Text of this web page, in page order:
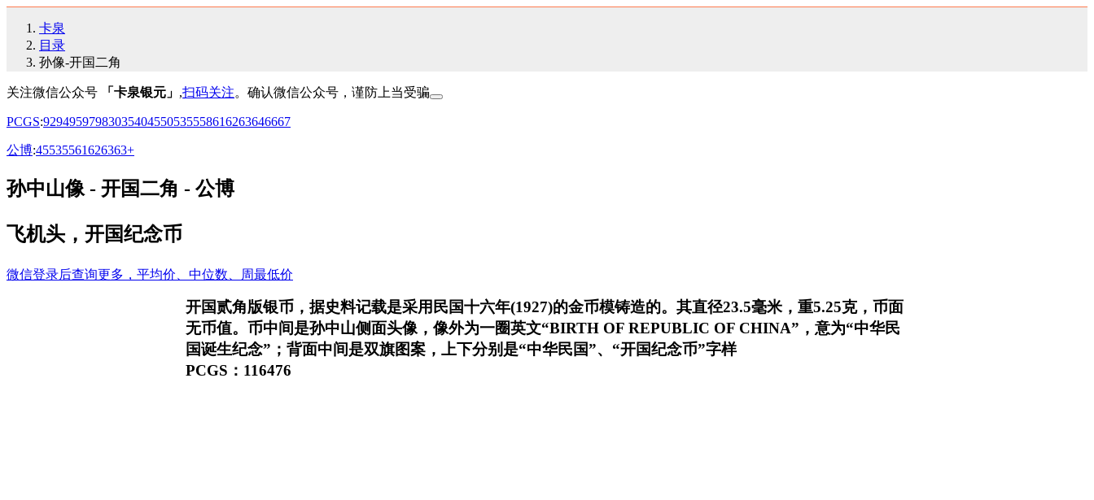
卡泉
目录
孙像-开国二角
关注微信公众号 「卡泉银元」 ,扫码关注。确认微信公众号，谨防上当受骗
PCGS:92949597983035404550535558616263646667
公博:45535561626363+
孙中山像 - 开国二角 - 公博
飞机头，开国纪念币
微信登录后查询更多，平均价、中位数、周最低价
开国贰角版银币，据史料记载是采用民国十六年(1927)的金币模铸造的。其直径23.5毫米，重5.25克，币面
无币值。币中间是孙中山侧面头像，像外为一圈英文“BIRTH OF REPUBLIC OF CHINA”，意为“中华民
国诞生纪念”；背面中间是双旗图案，上下分别是“中华民国”、“开国纪念币”字样
PCGS：116476